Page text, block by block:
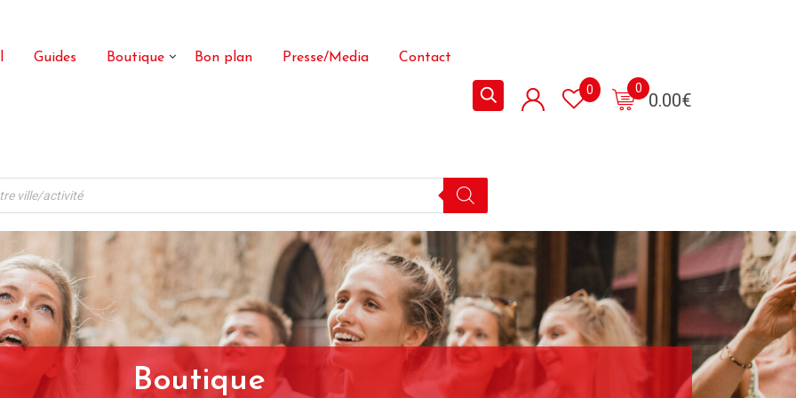
Guides Boutique Bon plan Presse/Media Contact
0.00€
0
0
Boutique